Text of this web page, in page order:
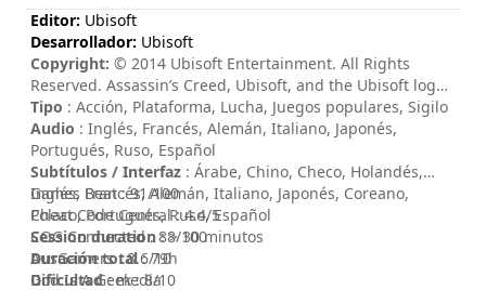
Editor: Ubisoft
Desarrollador: Ubisoft
Copyright: © 2014 Ubisoft Entertainment. All Rights
Reserved. Assassin’s Creed, Ubisoft, and the Ubisoft logo
are trademarks of Ubisoft Entertainment in the US and/or
other countries.
Tipo : Acción, Plataforma, Lucha, Juegos populares, Sigilo
Audio : Inglés, Francés, Alemán, Italiano, Japonés,
Portugués, Ruso, Español
Subtítulos / Interfaz : Árabe, Chino, Checo, Holandés,
Inglés, Francés, Alemán, Italiano, Japonés, Coreano,
Polaco, Portugués, Ruso, Español
Session duration: > 30 minutos
Duración total: 79h
Dificultad: media
Games Beat : 91/100
Cheat Code Central : 4.4/5
COG Connected : 88/100
AusGamers : 8.6/10
God Is A Geek : 8/10